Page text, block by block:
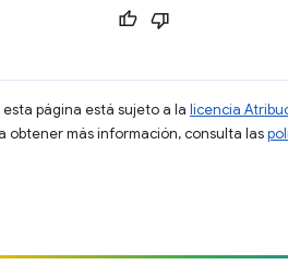
página está sujeto a la licencia
obtener más información, consulta las